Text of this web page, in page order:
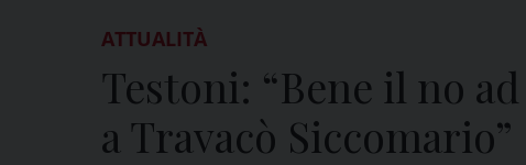
ATTUALITÀ
Testoni: “Bene il no
a Travacò Siccomario”